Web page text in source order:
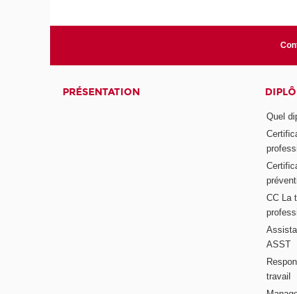
PRÉSENTATION
Quel
CC La
ASST
travail